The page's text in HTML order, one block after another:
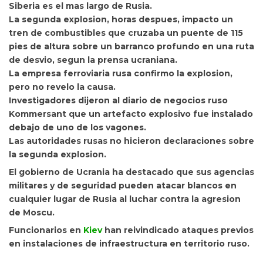
Siberia es el mas largo de Rusia.
La segunda explosion, horas despues, impacto un
tren de combustibles que cruzaba un puente de 115
pies de altura sobre un barranco profundo en una ruta
de desvio, segun la prensa ucraniana.
La empresa ferroviaria rusa confirmo la explosion,
pero no revelo la causa.
Investigadores dijeron al diario de negocios ruso
Kommersant que un artefacto explosivo fue instalado
debajo de uno de los vagones.
Las autoridades rusas no hicieron declaraciones sobre
la segunda explosion.
El gobierno de Ucrania ha destacado que sus agencias
militares y de seguridad pueden atacar blancos en
cualquier lugar de Rusia al luchar contra la agresion
de Moscu.
Funcionarios en Kievhan reivindicado ataques previos
en instalaciones de infraestructura en territorio ruso.